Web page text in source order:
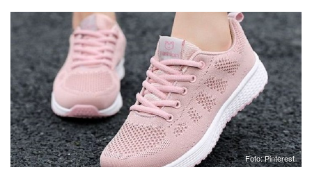
Foto: Pinterest